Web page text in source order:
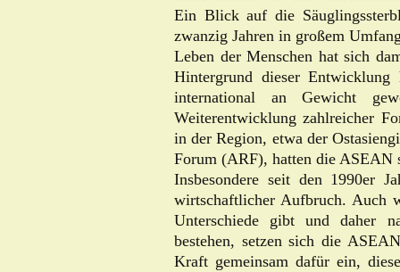
Ein Blick auf die
zwanzig Jahren in großem
Leben der Menschen hat sich
Hintergrund dieser
international an Gewicht
Weiterentwicklung zahlreicher
in der Region, etwa der
Forum (ARF), hatten die ASEAN
Insbesondere seit den 1990er
wirtschaftlicher Aufbruch. Auch
Unterschiede gibt und daher
bestehen, setzen sich die
Kraft gemeinsam dafür ein,